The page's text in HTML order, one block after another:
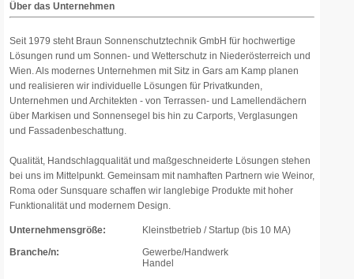
Über das Unternehmen
Seit 1979 steht Braun Sonnenschutztechnik GmbH für hochwertige
Lösungen rund um Sonnen- und Wetterschutz in Niederösterreich und
Wien. Als modernes Unternehmen mit Sitz in Gars am Kamp planen
und realisieren wir individuelle Lösungen für Privatkunden,
Unternehmen und Architekten - von Terrassen- und Lamellendächern
über Markisen und Sonnensegel bis hin zu Carports, Verglasungen
und Fassadenbeschattung.
Qualität, Handschlagqualität und maßgeschneiderte Lösungen stehen
bei uns im Mittelpunkt. Gemeinsam mit namhaften Partnern wie Weinor,
Roma oder Sunsquare schaffen wir langlebige Produkte mit hoher
Funktionalität und modernem Design.
Unternehmensgröße:
Kleinstbetrieb / Startup (bis 10 MA)
Branche/n:
Gewerbe/Handwerk
Handel